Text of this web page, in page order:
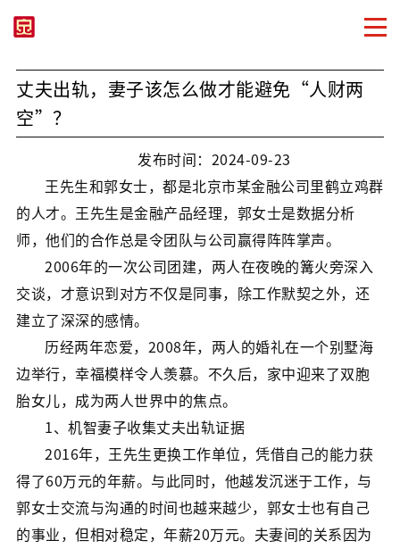
丈夫出轨，妻子该怎么做才能避免“人财两
空”？
发布时间：2024-09-23
王先生和郭女士，都是北京市某金融公司里鹤立鸡群
的人才。王先生是金融产品经理，郭女士是数据分析
师，他们的合作总是令团队与公司赢得阵阵掌声。
2006年的一次公司团建，两人在夜晚的篝火旁深入
交谈，才意识到对方不仅是同事，除工作默契之外，还
建立了深深的感情。
历经两年恋爱，2008年，两人的婚礼在一个别墅海
边举行，幸福模样令人羡慕。不久后，家中迎来了双胞
胎女儿，成为两人世界中的焦点。
1、机智妻子收集丈夫出轨证据
2016年，王先生更换工作单位，凭借自己的能力获
得了60万元的年薪。与此同时，他越发沉迷于工作，与
郭女士交流与沟通的时间也越来越少，郭女士也有自己
的事业，但相对稳定，年薪20万元。夫妻间的关系因为